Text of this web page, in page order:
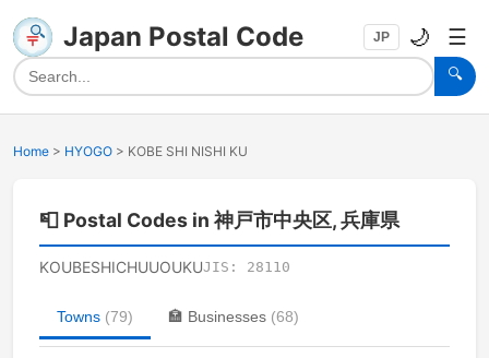
Japan Postal Code
🔍
JP 🌙 ☰
Home > HYOGO > KOBE SHI NISHI KU
📮 Postal Codes in 神戸市中央区, 兵庫県
KOUBESHICHUUOUKUJIS: 28110
Towns (79) 🏣 Businesses (68)